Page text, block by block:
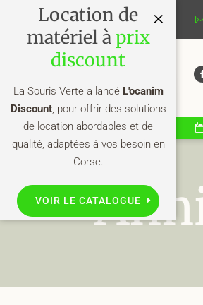
×
Location de
matériel àprix
discount
La Souris Verte a lancé L'ocanim
Discount, pour offrir des solutions
de location abordables et de
qualité, adaptées à vos besoin en
Corse.
VOIR LE CATALOGUE